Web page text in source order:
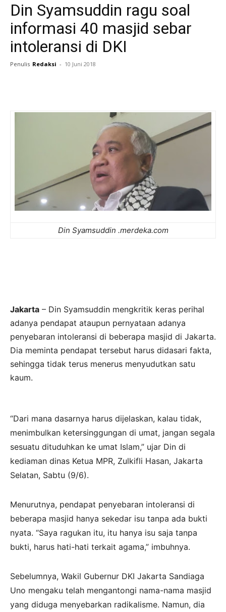
Din Syamsuddin ragu soal
informasi 40 masjid sebar
intoleransi di DKI
Penulis Redaksi - 10 Juni 2018
Din Syamsuddin .merdeka.com
Jakarta – Din Syamsuddin mengkritik keras perihal
adanya pendapat ataupun pernyataan adanya
penyebaran intoleransi di beberapa masjid di Jakarta.
Dia meminta pendapat tersebut harus didasari fakta,
sehingga tidak terus menerus menyudutkan satu
kaum.
“Dari mana dasarnya harus dijelaskan, kalau tidak,
menimbulkan ketersinggungan di umat, jangan segala
sesuatu dituduhkan ke umat Islam,” ujar Din di
kediaman dinas Ketua MPR, Zulkifli Hasan, Jakarta
Selatan, Sabtu (9/6).
Menurutnya, pendapat penyebaran intoleransi di
beberapa masjid hanya sekedar isu tanpa ada bukti
nyata. “Saya ragukan itu, itu hanya isu saja tanpa
bukti, harus hati-hati terkait agama,” imbuhnya.
Sebelumnya, Wakil Gubernur DKI Jakarta Sandiaga
Uno mengaku telah mengantongi nama-nama masjid
yang diduga menyebarkan radikalisme. Namun, dia